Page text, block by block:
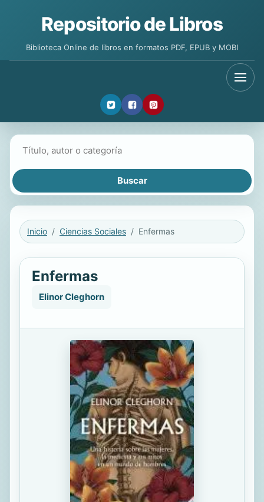
Repositorio de Libros
Biblioteca Online de libros en formatos PDF, EPUB y MOBI
Inicio Ciencias Sociales Enfermas
Enfermas
Elinor Cleghorn